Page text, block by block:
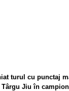
turul cu punctaj
Jiu în